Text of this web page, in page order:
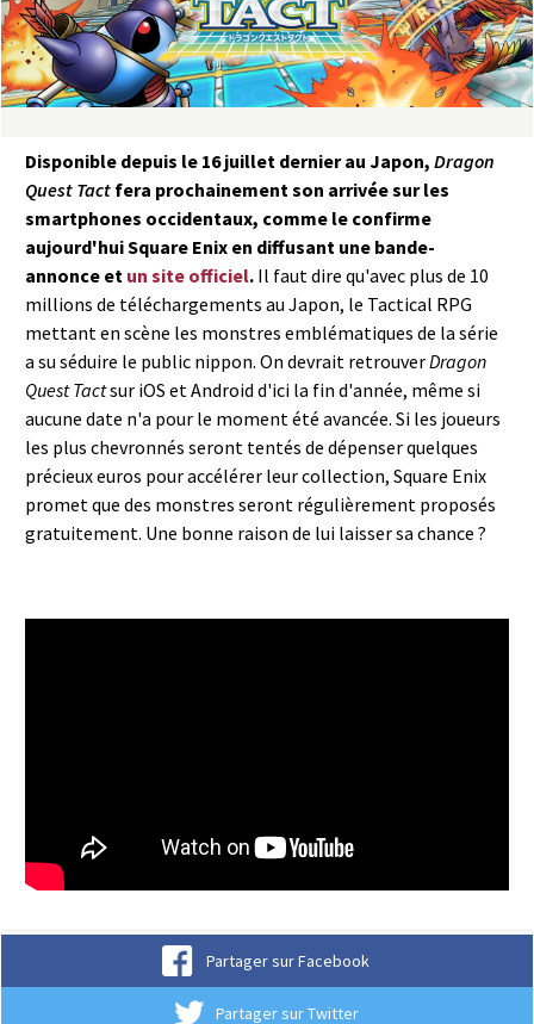
s
y
Disponible depuis le 16 juillet dernier au Japon, Dragon
Quest Tact fera prochainement son arrivée sur les
smartphones occidentaux, comme le confirme
aujourd'hui Square Enix en diffusant une bande-
annonce et un site officiel. Il faut dire qu'avec plus de 10
millions de téléchargements au Japon, le Tactical RPG
mettant en scène les monstres emblématiques de la série
a su séduire le public nippon. On devrait retrouverDragon
Quest Tactsur iOS et Android d'ici la fin d'année, même si
aucune date n'a pour le moment été avancée. Si les joueurs
les plus chevronnés seront tentés de dépenser quelques
précieux euros pour accélérer leur collection, Square Enix
promet que des monstres seront régulièrement proposés
gratuitement. Une bonne raison de lui laisser sa chance ?
Partager sur Facebook
Partager sur Twitter